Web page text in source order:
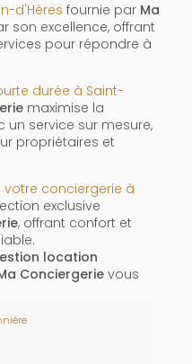
d'Hères fournie par Ma
son excellence, offrant
pour répondre à
durée à Saint-
maximise la
un service sur mesure,
propriétaires et
conciergerie à
exclusive
, offrant confort et
location
Conciergerievous